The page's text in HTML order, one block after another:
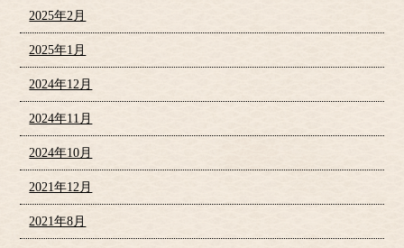
2025年2月
2025年1月
2024年12月
2024年11月
2024年10月
2021年12月
2021年8月